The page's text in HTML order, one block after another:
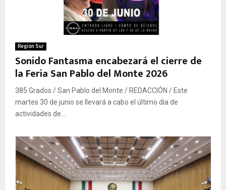
Región Sur
Sonido Fantasma encabezará el cierre de
la Feria San Pablo del Monte 2026
385 Grados / San Pablo del Monte / REDACCIÓN / Este
martes 30 de junio se llevará a cabo el último día de
actividades de...